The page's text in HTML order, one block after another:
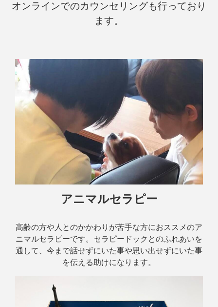
オンラインでのカウンセリングも行っており
ます。
アニマルセラピー
高齢の方や人とのかかわりが苦手な方におススメのア
ニマルセラピーです。セラピードックとのふれあいを
通して、今まで話せずにいた事や思い出せずにいた事
を伝える助けになります。